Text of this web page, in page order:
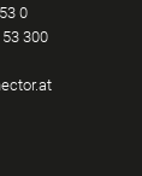
0
300